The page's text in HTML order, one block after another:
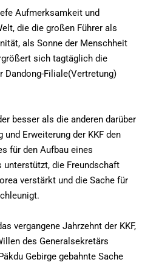
Aufmerksamkeit und
die die großen Führer als
als Sonne der Menschheit
sich tagtäglich die
Dandong-Filiale(Vertretung)
besser als die anderen darüber
Erweiterung der KKF den
für den Aufbau eines
die Freundschaft
verstärkt und die Sache für
vergangene Jahrzehnt der KKF,
des Generalsekretärs
Gebirge gebahnte Sache